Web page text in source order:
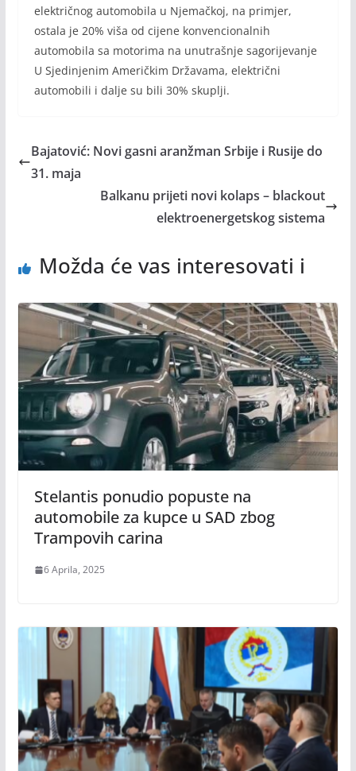
električnog automobila u Njemačkoj, na primjer,
ostala je 20% viša od cijene konvencionalnih
automobila sa motorima na unutrašnje sagorijevanje
U Sjedinjenim Američkim Državama, električni
automobili i dalje su bili 30% skuplji.
Bajatović: Novi gasni aranžman Srbije i Rusije do
31. maja
Balkanu prijeti novi kolaps – blackout
elektroenergetskog sistema
Možda će vas interesovati i
Stelantis ponudio popuste na
automobile za kupce u SAD zbog
Trampovih carina
6 Aprila, 2025